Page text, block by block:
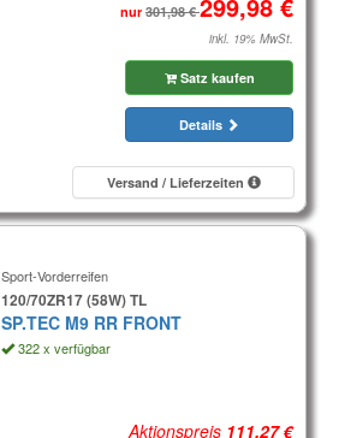
nur
inkl. 19% MwSt.
Satz kaufen
Details
Versand / Lieferzeiten
Sport-Vorderreifen
120/70ZR17 (58W) TL
SP.TEC M9 RR FRONT
322 x verfügbar
Aktionspreis